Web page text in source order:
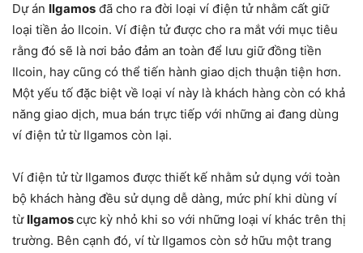
Dự án Ilgamos đã cho ra đời loại ví điện tử nhằm cất giữ
loại tiền ảo Ilcoin. Ví điện tử được cho ra mắt với mục tiêu
rằng đó sẽ là nơi bảo đảm an toàn để lưu giữ đồng tiền
Ilcoin, hay cũng có thể tiến hành giao dịch thuận tiện hơn.
Một yếu tố đặc biệt về loại ví này là khách hàng còn có khả
năng giao dịch, mua bán trực tiếp với những ai đang dùng
ví điện tử từ Ilgamos còn lại.
Ví điện tử từ Ilgamos được thiết kế nhằm sử dụng với toàn
bộ khách hàng đều sử dụng dễ dàng, mức phí khi dùng ví
từ Ilgamoscực kỳ nhỏ khi so với những loại ví khác trên thị
trường. Bên cạnh đó, ví từ Ilgamos còn sở hữu một trang